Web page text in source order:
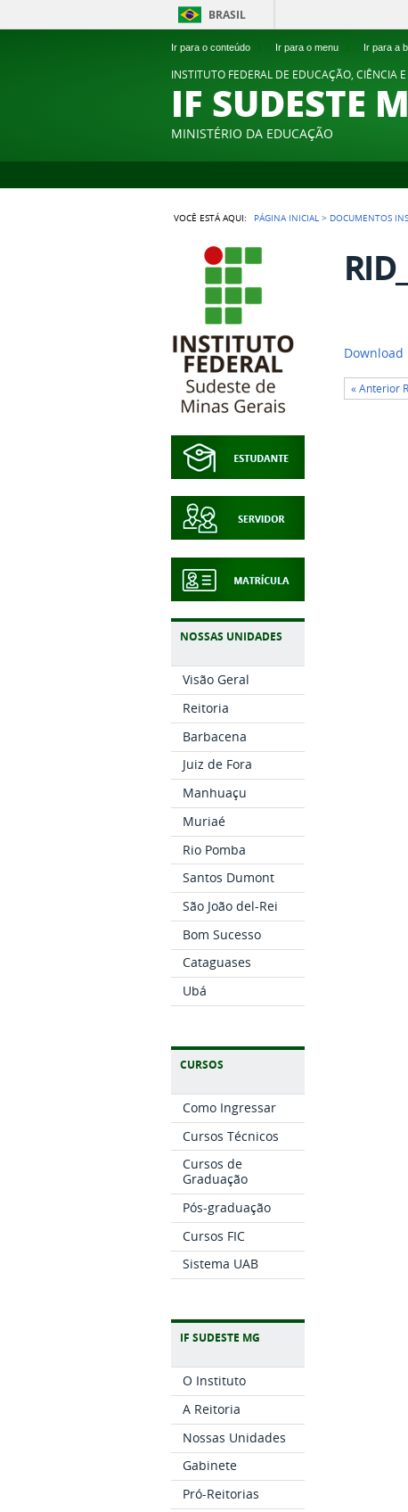
Ir para o conteúdo Ir para o menu Ir para a
BRASIL
INSTITUTO FEDERAL DE EDUCAÇÃO, CIÊNCIA
IF SUDESTE
MINISTÉRIO DA EDUCAÇÃO
VOCÊ ESTÁ AQUI: PÁGINA INICIAL > DOCUMENTOS
NOSSAS UNIDADES
Visão Geral
Reitoria
Barbacena
Juiz de Fora
Manhuaçu
Muriaé
Rio Pomba
Santos Dumont
São João del-Rei
Bom Sucesso
Cataguases
Ubá
CURSOS
Como Ingressar
Cursos Técnicos
Cursos de
Graduação
Pós-graduação
Cursos FIC
Sistema UAB
IF SUDESTE MG
O Instituto
A Reitoria
Nossas Unidades
Gabinete
Pró-Reitorias
Download
« Anterior